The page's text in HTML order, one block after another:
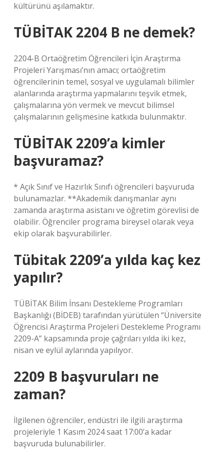
kültürünü aşılamaktır.
TÜBİTAK 2204 B ne demek?
2204-B Ortaöğretim Öğrencileri İçin Araştırma
Projeleri Yarışması’nın amacı; ortaöğretim
öğrencilerinin temel, sosyal ve uygulamalı bilimler
alanlarında araştırma yapmalarını teşvik etmek,
çalışmalarına yön vermek ve mevcut bilimsel
çalışmalarının gelişmesine katkıda bulunmaktır.
TÜBİTAK 2209’a kimler
başvuramaz?
* Açık Sınıf ve Hazırlık Sınıfı öğrencileri başvuruda
bulunamazlar. **Akademik danışmanlar aynı
zamanda araştırma asistanı ve öğretim görevlisi de
olabilir. Öğrenciler programa bireysel olarak veya
ekip olarak başvurabilirler.
Tübitak 2209’a yılda kaç kez
yapılır?
TÜBİTAK Bilim İnsanı Destekleme Programları
Başkanlığı (BİDEB) tarafından yürütülen “Üniversite
Öğrencisi Araştırma Projeleri Destekleme Programı
2209-A” kapsamında proje çağrıları yılda iki kez,
nisan ve eylül aylarında yapılıyor.
2209 B başvuruları ne
zaman?
İlgilenen öğrenciler, endüstri ile ilgili araştırma
projeleriyle 1 Kasım 2024 saat 17:00’a kadar
başvuruda bulunabilirler.